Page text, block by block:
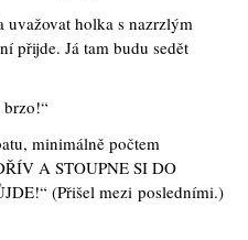
uvažovat holka s nazrzlým
přijde. Já tam budu sedět
minimálně počtem
A STOUPNE SI DO
JDE!“ (Přišel mezi posledními.)